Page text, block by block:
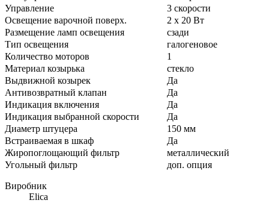
Управление
3 скорости
Освещение варочной поверх.
2 х 20 Вт
Размещение ламп освещения
сзади
Тип освещения
галогеновое
Количество моторов
1
Материал козырька
стекло
Выдвижной козырек
Да
Антивозвратный клапан
Да
Индикация включения
Да
Индикация выбранной скорости
Да
Диаметр штуцера
150 мм
Встраиваемая в шкаф
Да
Жиропоглощающий фильтр
металлический
Угольный фильтp
доп. опция
Виробник
Elica